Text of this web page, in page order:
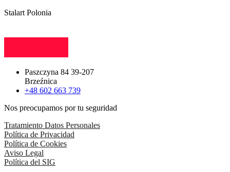
Stalart Polonia
Paszczyna 84 39-207
Brzeźnica
+48 602 663 739
Nos preocupamos por tu seguridad
Tratamiento Datos Personales
Política de Privacidad
Política de Cookies
Aviso Legal
Política del SIG